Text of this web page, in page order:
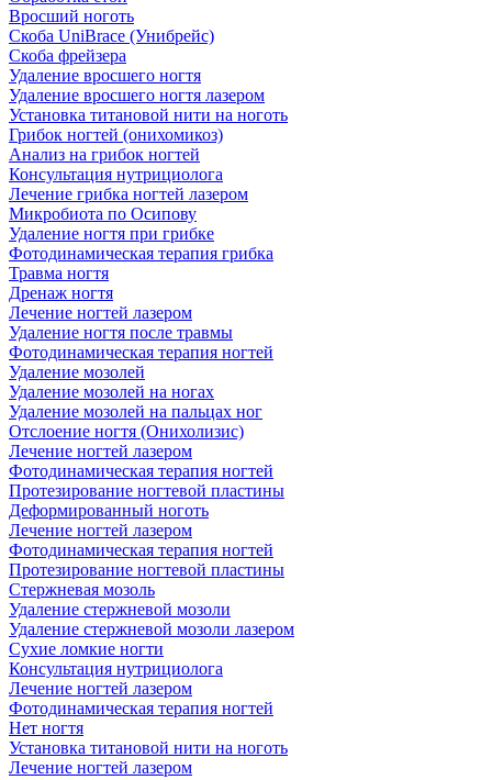
Вросший ноготь
Скоба UniBrace (Унибрейс)
Скоба фрейзера
Удаление вросшего ногтя
Удаление вросшего ногтя лазером
Установка титановой нити на ноготь
Грибок ногтей (онихомикоз)
Анализ на грибок ногтей
Консультация нутрициолога
Лечение грибка ногтей лазером
Микробиота по Осипову
Удаление ногтя при грибке
Фотодинамическая терапия грибка
Травма ногтя
Дренаж ногтя
Лечение ногтей лазером
Удаление ногтя после травмы
Фотодинамическая терапия ногтей
Удаление мозолей
Удаление мозолей на ногах
Удаление мозолей на пальцах ног
Отслоение ногтя (Онихолизис)
Лечение ногтей лазером
Фотодинамическая терапия ногтей
Протезирование ногтевой пластины
Деформированный ноготь
Лечение ногтей лазером
Фотодинамическая терапия ногтей
Протезирование ногтевой пластины
Стержневая мозоль
Удаление стержневой мозоли
Удаление стержневой мозоли лазером
Сухие ломкие ногти
Консультация нутрициолога
Лечение ногтей лазером
Фотодинамическая терапия ногтей
Нет ногтя
Установка титановой нити на ноготь
Лечение ногтей лазером